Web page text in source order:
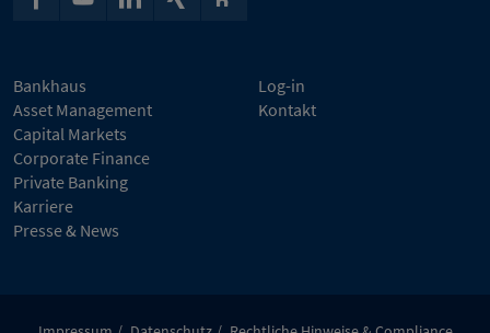
Bankhaus
Asset Management
Capital Markets
Corporate Finance
Private Banking
Karriere
Presse & News
Log-in
Kontakt